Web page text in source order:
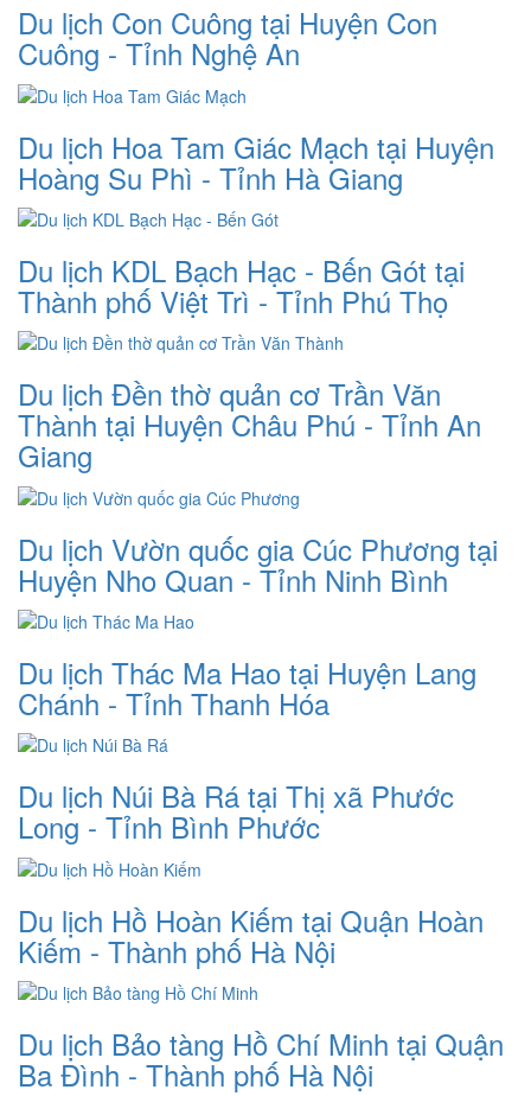
Du lịch Con Cuông tại Huyện Con
Cuông - Tỉnh Nghệ An
Du lịch Hoa Tam Giác Mạch tại Huyện
Hoàng Su Phì - Tỉnh Hà Giang
Du lịch KDL Bạch Hạc - Bến Gót tại
Thành phố Việt Trì - Tỉnh Phú Thọ
Du lịch Đền thờ quản cơ Trần Văn
Thành tại Huyện Châu Phú - Tỉnh An
Giang
Du lịch Vườn quốc gia Cúc Phương tại
Huyện Nho Quan - Tỉnh Ninh Bình
Du lịch Thác Ma Hao tại Huyện Lang
Chánh - Tỉnh Thanh Hóa
Du lịch Núi Bà Rá tại Thị xã Phước
Long - Tỉnh Bình Phước
Du lịch Hồ Hoàn Kiếm tại Quận Hoàn
Kiếm - Thành phố Hà Nội
Du lịch Bảo tàng Hồ Chí Minh tại Quận
Ba Đình - Thành phố Hà Nội